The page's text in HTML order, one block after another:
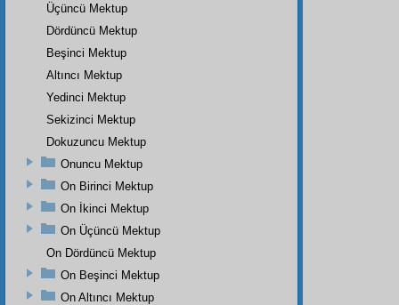
Üçüncü Mektup
Dördüncü Mektup
Beşinci Mektup
Altıncı Mektup
Yedinci Mektup
Sekizinci Mektup
Dokuzuncu Mektup
Onuncu Mektup
On Birinci Mektup
On İkinci Mektup
On Üçüncü Mektup
On Dördüncü Mektup
On Beşinci Mektup
On Altıncı Mektup